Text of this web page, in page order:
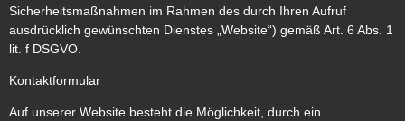
Sicherheitsmaßnahmen im Rahmen des durch Ihren Aufruf
ausdrücklich gewünschten Dienstes „Website“) gemäß Art. 6 Abs. 1
lit. f DSGVO.
Kontaktformular
Auf unserer Website besteht die Möglichkeit, durch ein